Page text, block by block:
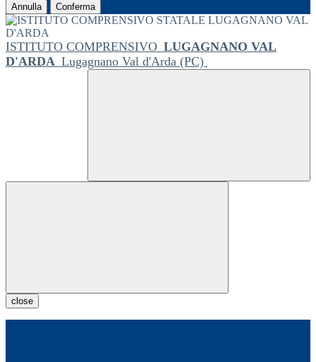
Annulla Conferma
ISTITUTO COMPRENSIVO LUGAGNANO VAL
D'ARDA Lugagnano Val d'Arda (PC)
close